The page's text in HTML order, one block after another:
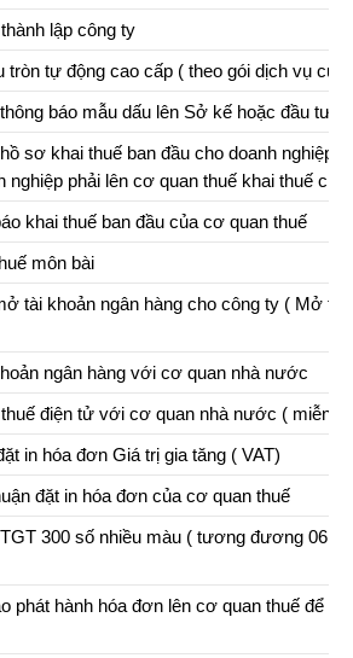
lập công ty
tròn tự động cao cấp ( theo gói dịch vụ của
báo mẫu dấu lên Sở kế hoặc đầu tư
sơ khai thuế ban đầu cho doanh nghiệp
nghiệp phải lên cơ quan thuế khai thuế cho
khai thuế ban đầu của cơ quan thuế
môn bài
tài khoản ngân hàng cho công ty ( Mở tài
ngân hàng với cơ quan nhà nước
điện tử với cơ quan nhà nước ( miễn
in hóa đơn Giá trị gia tăng ( VAT)
đặt in hóa đơn của cơ quan thuế
300 số nhiều màu ( tương đương 06
phát hành hóa đơn lên cơ quan thuế để